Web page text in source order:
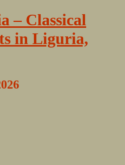
– Classical
in Liguria,